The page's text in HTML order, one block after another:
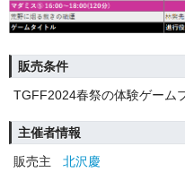
販売条件
TGFF2024春祭の体験ゲーム
主催者情報
販売主
北沢慶